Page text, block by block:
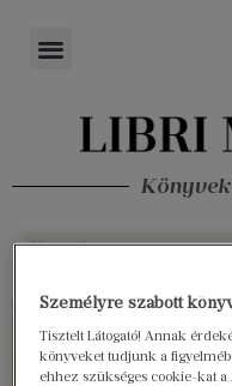
Személyre szabott
Tisztelt Látogató! Annak
könyveket tudjunk a
ehhez szükséges cookie-kat a